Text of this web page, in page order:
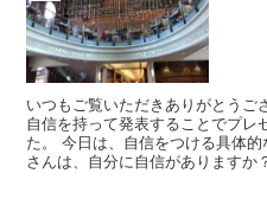
いつもご覧いただきありがとうご
自信を持って発表することでプレ
た。 今日は、自信をつける具体
さんは、自分に自信がありますか